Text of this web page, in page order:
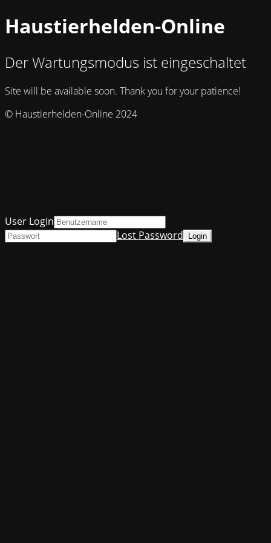
Haustierhelden-Online
Der Wartungsmodus ist eingeschaltet
Site will be available soon. Thank you for your patience!
© Haustierhelden-Online 2024
User Login
Lost Password